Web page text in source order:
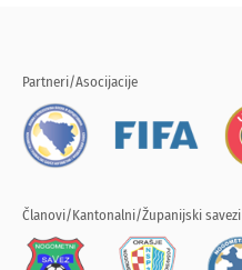
Partneri/Asocijacije
Članovi/Kantonalni/Županijski savezi